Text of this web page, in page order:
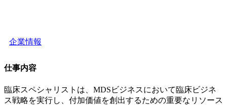
企業情報
仕事内容
臨床スペシャリストは、MDSビジネスにおいて臨床ビジネ
ス戦略を実行し、付加価値を創出するための重要なリソース